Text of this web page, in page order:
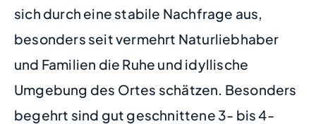
sich durch eine stabile Nachfrage aus,
besonders seit vermehrt Naturliebhaber
und Familien die Ruhe und idyllische
Umgebung des Ortes schätzen. Besonders
begehrt sind gut geschnittene 3- bis 4-